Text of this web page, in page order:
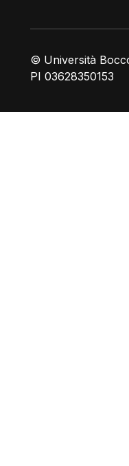
© Università
PI 03628350153